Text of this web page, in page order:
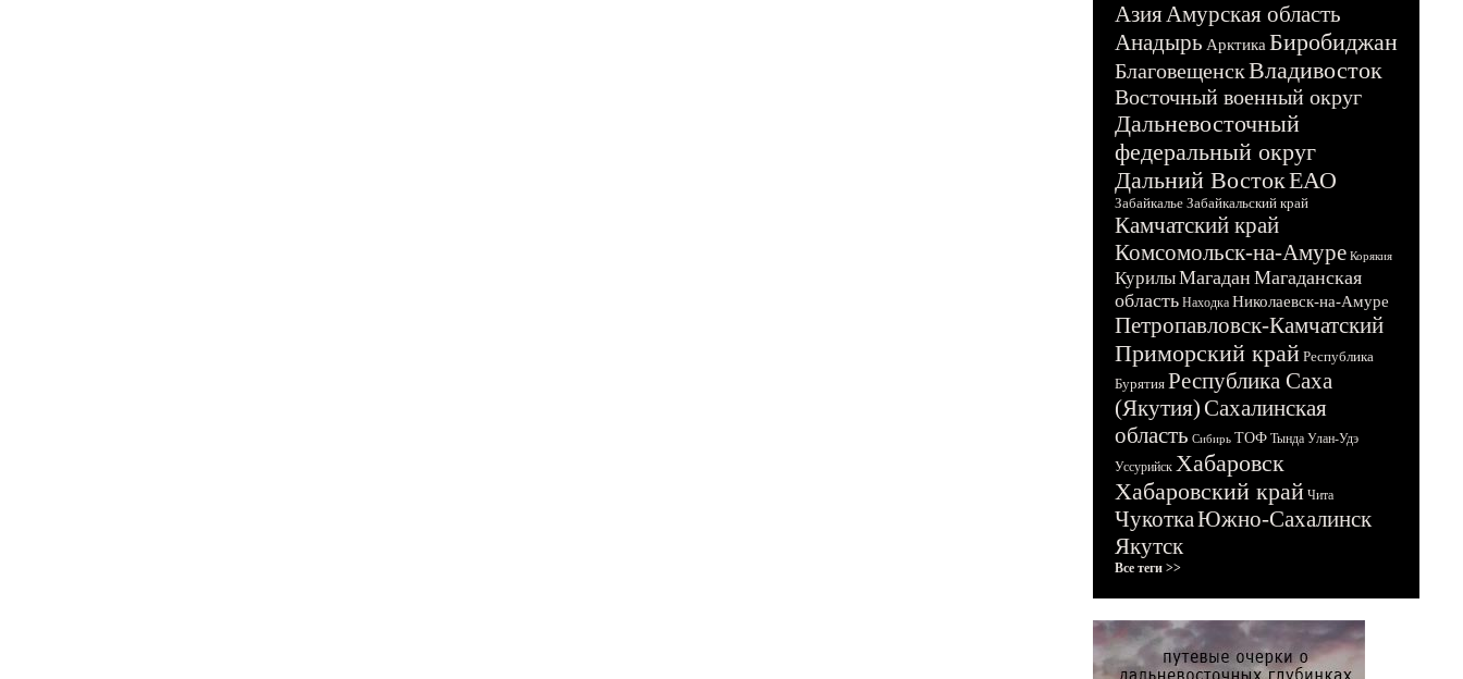
АзияАмурская область
Анадырь Арктика Биробиджан
БлаговещенскВладивосток
Восточный военный округ
Дальневосточный
федеральный округ
Дальний ВостокЕАО
Забайкалье Забайкальский край
Камчатский край
Комсомольск-на-Амуре Корякия
КурилыМагадан Магаданская
область Находка Николаевск-на-Амуре
Петропавловск-Камчатский
Приморский край Республика
Бурятия Республика Саха
(Якутия)Сахалинская
область Сибирь ТОФ Тында Улан-Удэ
Уссурийск Хабаровск
Хабаровский край Чита
ЧукоткаЮжно-Сахалинск
Якутск
Все теги >>